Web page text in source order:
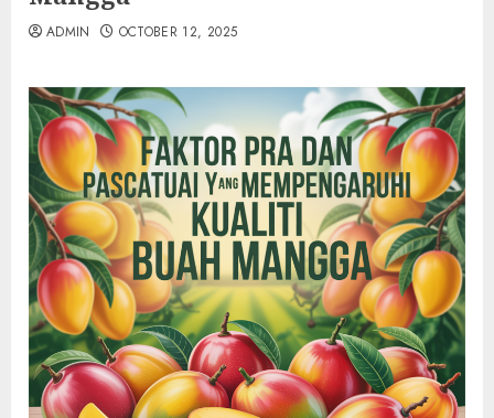
ADMIN OCTOBER 12, 2025